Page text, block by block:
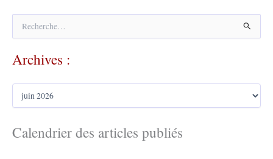
h
e
h
r
Archives :
A
h
iCalendrier des articles publiés